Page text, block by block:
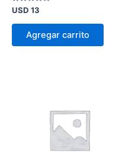
Valorado
0
USD 13
Agregar carrito